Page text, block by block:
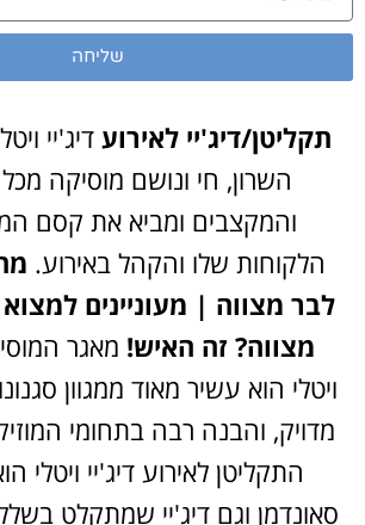
שליחה
תקליטן/דיג'יי לאירוע
השרון, חי ונושם מוסיקה
והמקצבים ומביא את קסם
הלקוחות שלו והקהל באירוע.
לבר מצווה | מעוניינים
מצווה? זה האיש! מאגר
ויטלי הוא עשיר מאוד ממגוון
מדויק, והבנה רבה בתחומי
התקליטן לאירוע דיג'יי ויטלי
סאונדמן וגם דיג'יי שמתקלט